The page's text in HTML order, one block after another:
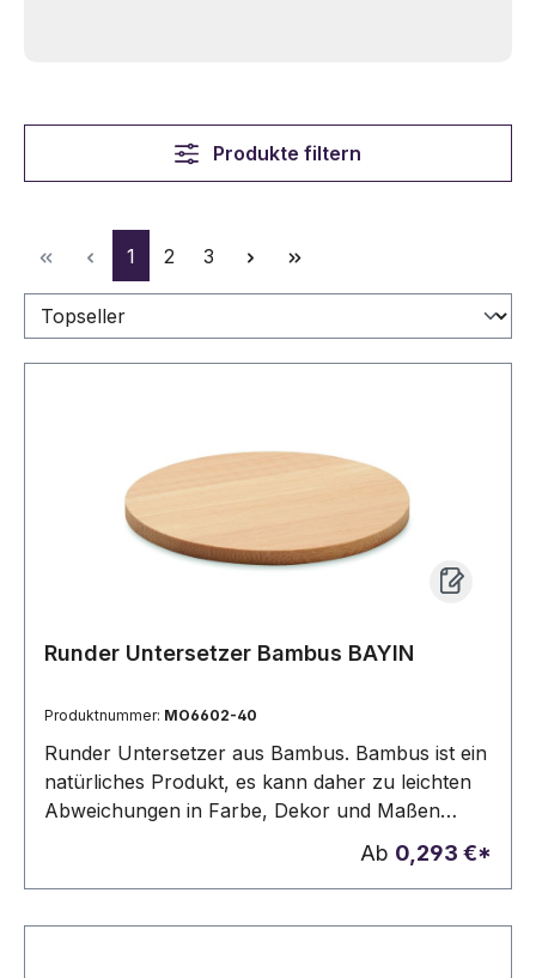
Produkte filtern
Seite
1 Seite
2 Seite
3
Runder Untersetzer Bambus BAYIN
Produktnummer: MO6602-40
Runder Untersetzer aus Bambus. Bambus ist ein
natürliches Produkt, es kann daher zu leichten
Abweichungen in Farbe, Dekor und Maßen
Ab 0,293 €*